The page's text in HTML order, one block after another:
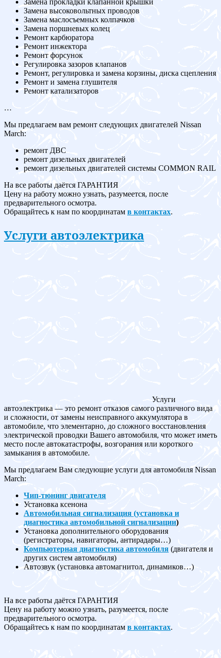
Замена прокладки клапанной крышки
Замена высоковольтных проводов
Замена маслосъемных колпачков
Замена поршневых колец
Ремонт карбюратора
Ремонт инжектора
Ремонт форсунок
Регулировка зазоров клапанов
Ремонт, регулировка и замена корзины, диска сцепления
Ремонт и замена глушителя
Ремонт катализаторов
…
Мы предлагаем вам ремонт следующих двигателей Nissan
March:
ремонт ДВС
ремонт дизельных двигателей
ремонт дизельных двигателей системы COMMON RAIL
На все работы даётся ГАРАНТИЯ
Цену на работу можно узнать, разумеется, после
предварительного осмотра.
Обращайтесь к нам по координатам в контактах.
Услуги автоэлектрика
Услуги
автоэлектрика — это ремонт отказов самого различного вида
и сложности, от замены неисправного аккумулятора в
автомобиле, что элементарно, до сложного восстановления
электрической проводки Вашего автомобиля, что может иметь
место после автокатастрофы, возгорания или короткого
замыкания в автомобиле.
Мы предлагаем Вам следующие услуги для автомобиля Nissan
March:
Чип-тюнинг двигателя
Установка ксенона
Автомобильная сигнализация (установка и
диагностика автомобильной сигнализации)
Установка дополнительного оборудования
(регистраторы, навигаторы, антирадары…)
Компьютерная диагностика автомобиля (двигателя и
других систем автомобиля)
Автозвук (установка автомагнитол, динамиков…)
На все работы даётся ГАРАНТИЯ
Цену на работу можно узнать, разумеется, после
предварительного осмотра.
Обращайтесь к нам по координатам в контактах.